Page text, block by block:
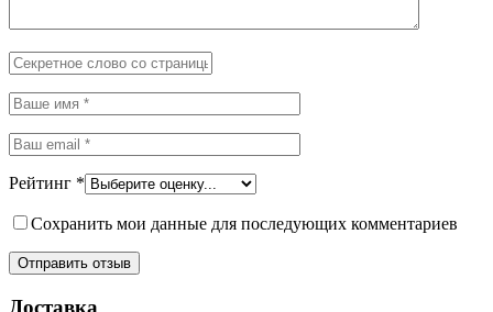
Рейтинг *
Сохранить мои данные для последующих комментариев
Доставка